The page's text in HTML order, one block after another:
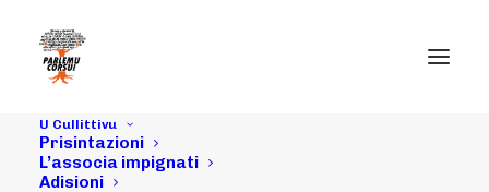
U Cullittivu
Prisintazioni
L’associa impignati
Adisioni